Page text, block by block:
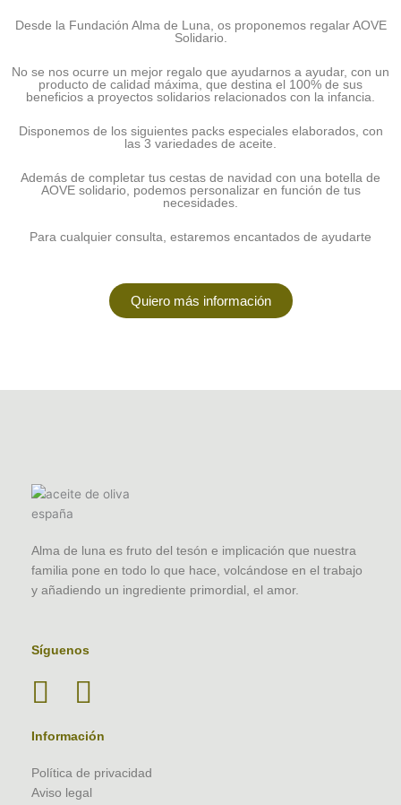
Desde la Fundación Alma de Luna, os proponemos regalar AOVE
Solidario.
No se nos ocurre un mejor regalo que ayudarnos a ayudar, con un
producto de calidad máxima, que destina el 100% de sus
beneficios a proyectos solidarios relacionados con la infancia.
Disponemos de los siguientes packs especiales elaborados, con
las 3 variedades de aceite.
Además de completar tus cestas de navidad con una botella de
AOVE solidario, podemos personalizar en función de tus
necesidades.
Para cualquier consulta, estaremos encantados de ayudarte
Quiero más información
Alma de luna es fruto del tesón e implicación que nuestra
familia pone en todo lo que hace, volcándose en el trabajo
y añadiendo un ingrediente primordial, el amor.
Síguenos
Información
Política de privacidad
Aviso legal